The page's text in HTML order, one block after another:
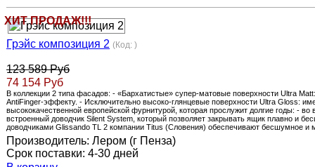
ХИТ ПРОДАЖ!!!
Грэйс композиция 2 (Код: )
123 589 Руб
74 154 Руб
В коллекции 2 типа фасадов: - «Бархатистые» супер-матовые поверхности Ultra
AntiFinger-эффекту. - Исключительно высоко-глянцевые поверхности Ultra Gloss:
высококачественной европейской фурнитурой, которая прослужит долгие годы:
встроенный доводчик Silent System, который позволяет закрывать ящик плавно и
доводчиками Glissando TL 2 компании Titus (Словения) обеспечивают бесшумное и
Производитель: Лером (г Пенза)
Срок поставки: 4-30 дней